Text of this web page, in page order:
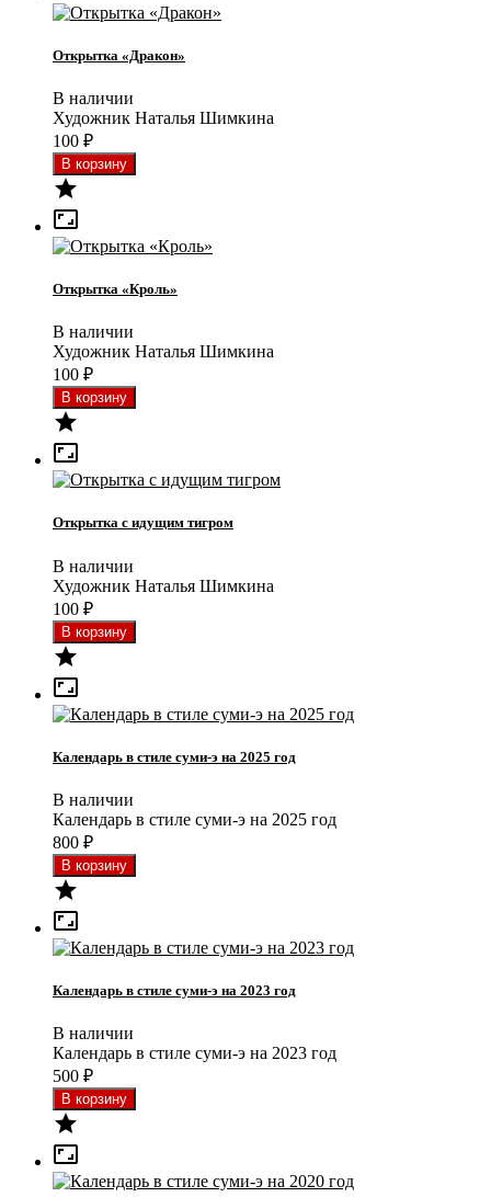
Открытка «Дракон»
В наличии
Художник Наталья Шимкина
100 ₽


Открытка «Кроль»
В наличии
Художник Наталья Шимкина
100 ₽


Открытка с идущим тигром
В наличии
Художник Наталья Шимкина
100 ₽


Календарь в стиле суми-э на 2025 год
В наличии
Календарь в стиле суми-э на 2025 год
800 ₽


Календарь в стиле суми-э на 2023 год
В наличии
Календарь в стиле суми-э на 2023 год
500 ₽

